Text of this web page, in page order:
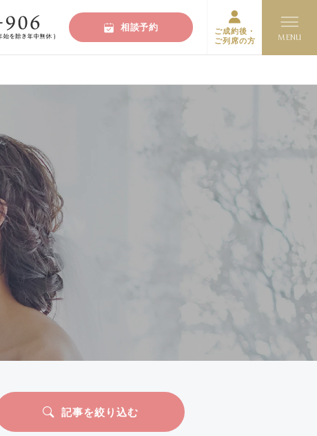
相談予約
ご成約後・
ご列席の方
記事を絞り込む